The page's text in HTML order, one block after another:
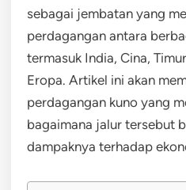
sebagai jembatan yang
perdagangan antara
termasuk India, Cina,
Eropa. Artikel ini akan
perdagangan kuno yang
bagaimana jalur tersebut
dampaknya terhadap